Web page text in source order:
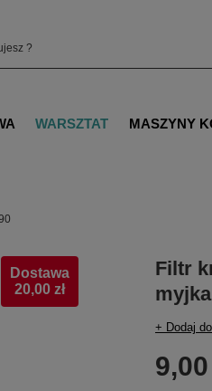
WARSZTAT MASZYNY
Dostawa
20,00 zł
Filtr
+ Dodaj
9,00